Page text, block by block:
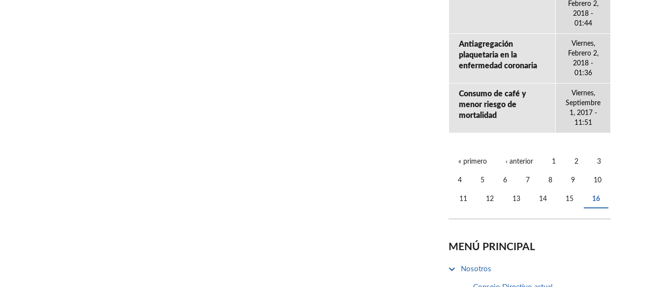
Febrero 2,
2018 -
01:44
Antiagregación
plaquetaria en la
enfermedad coronaria
Viernes,
Febrero 2,
2018 -
01:36
Consumo de café y
menor riesgo de
mortalidad
Viernes,
Septiembre
1, 2017 -
11:51
« primero ‹ anterior 1 2 3
4 5 6 7 8 9 10
11 12 13 14 15 16
MENÚ PRINCIPAL
Nosotros